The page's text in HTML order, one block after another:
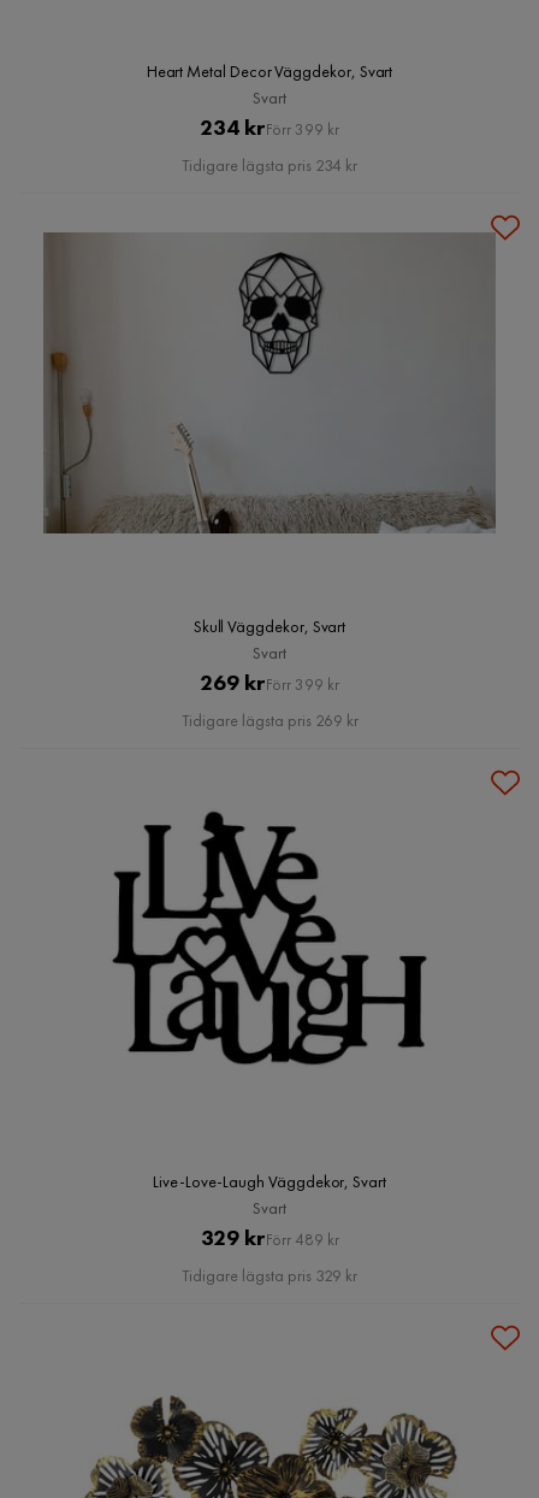
Heart Metal Decor Väggdekor, Svart
Svart
Pris
234 krOriginal
Pris
Förr 399 kr
Tidigare lägsta pris 234 kr
Skull Väggdekor, Svart
Svart
Pris
269 krOriginal
Pris
Förr 399 kr
Tidigare lägsta pris 269 kr
Live-Love-Laugh Väggdekor, Svart
Svart
Pris
329 krOriginal
Pris
Förr 489 kr
Tidigare lägsta pris 329 kr